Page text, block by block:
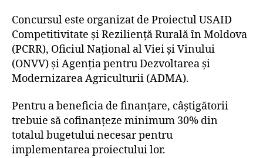
Concursul este organizat de Proiectul USAID
Competitivitate și Reziliență Rurală în Moldova
(PCRR), Oficiul Național al Viei și Vinului
(ONVV) și Agenția pentru Dezvoltarea și
Modernizarea Agriculturii (ADMA).
Pentru a beneficia de finanțare, câștigătorii
trebuie să cofinanțeze minimum 30% din
totalul bugetului necesar pentru
implementarea proiectului lor.